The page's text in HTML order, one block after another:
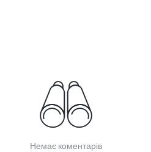
Немає коментарів